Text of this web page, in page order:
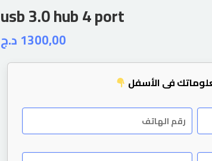
usb 3.0 hub 4 port
1300,00 د.ج
في الأسفل